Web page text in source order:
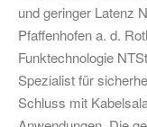
und geringer Latenz
Pfaffenhofen a. d.
Funktechnologie
Spezialist für
Schluss mit